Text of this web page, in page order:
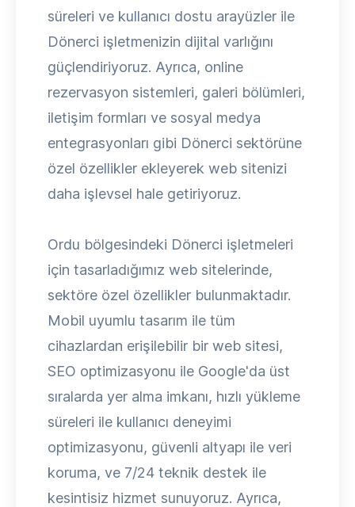
süreleri ve kullanıcı dostu arayüzler ile
Dönerci işletmenizin dijital varlığını
güçlendiriyoruz. Ayrıca, online
rezervasyon sistemleri, galeri bölümleri,
iletişim formları ve sosyal medya
entegrasyonları gibi Dönerci sektörüne
özel özellikler ekleyerek web sitenizi
daha işlevsel hale getiriyoruz.
Ordu bölgesindeki Dönerci işletmeleri
için tasarladığımız web sitelerinde,
sektöre özel özellikler bulunmaktadır.
Mobil uyumlu tasarım ile tüm
cihazlardan erişilebilir bir web sitesi,
SEO optimizasyonu ile Google'da üst
sıralarda yer alma imkanı, hızlı yükleme
süreleri ile kullanıcı deneyimi
optimizasyonu, güvenli altyapı ile veri
koruma, ve 7/24 teknik destek ile
kesintisiz hizmet sunuyoruz. Ayrıca,